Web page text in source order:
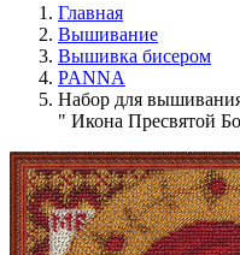
Главная
Вышивание
Вышивка бисером
PANNA
Набор для
" Икона Пресвятой